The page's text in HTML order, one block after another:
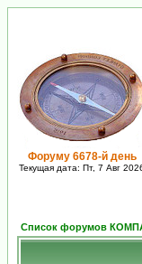
Форуму 6678-й день
Текущая дата: Пт, 7 Авг
Список форумов